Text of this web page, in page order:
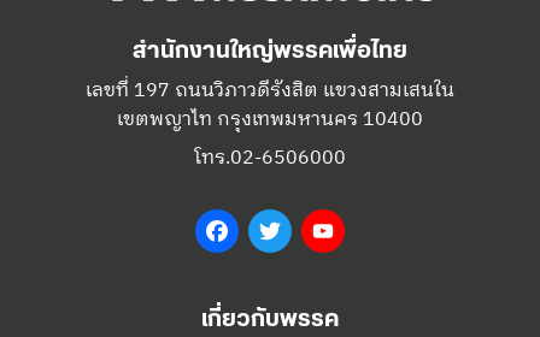
สำนักงานใหญ่พรรคเพื่อไทย
เลขที่ 197 ถนนวิภาวดีรังสิต แขวงสามเสนใน
เขตพญาไท กรุงเทพมหานคร 10400
โทร.02-6506000
FacebookTwitter
เกี่ยวกับพรรค